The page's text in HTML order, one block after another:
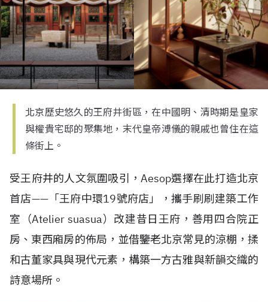
北京歷史悠久的王府井街區，在中國明、清時期是皇家
與權貴宅邸的聚集地，末代皇帝溥儀的親戚也曾住在這
條街上。
受王府井的人文氛圍吸引， Aesop選擇在此打造北京
首店——「王府中環19號府店」，攜手刷刷建築工作
室（Atelier suasua）改建昔日王府，善用四合院正
房、東西廂房的佈局，並借鑒老北京常見的涼棚，揉
和古董家具與現代元素，構築一方古雅與新韻交織的
詩意場所。